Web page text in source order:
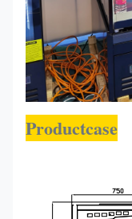
Productcase